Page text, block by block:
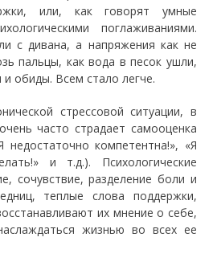
или, как говорят умные
поглаживаниями.
с дивана, а напряжения как не
пальцы, как вода в песок ушли,
обиды. Всем стало легче.
стрессовой ситуации, в
часто страдает самооценка
недостаточно компетентна!», «Я
и т.д.). Психологические
сочувствие, разделение боли и
теплые слова поддержки,
их мнение о себе,
жизнью во всех ее